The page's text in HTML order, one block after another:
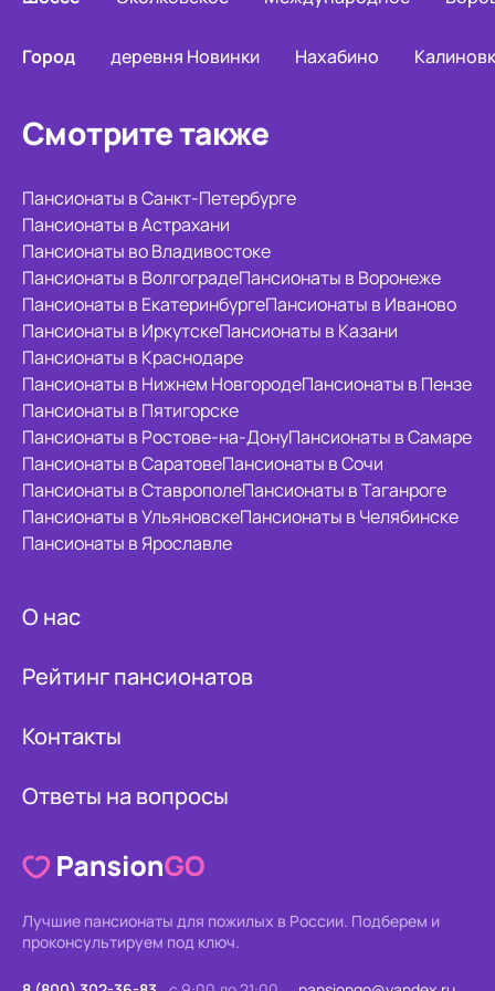
Город деревня Новинки Нахабино
Смотрите также
Пансионаты в Санкт-Петербурге
Пансионаты в Астрахани
Пансионаты во Владивостоке
Пансионаты в ВолгоградеПансионаты в Воронеже
Пансионаты в ЕкатеринбургеПансионаты в Иваново
Пансионаты в ИркутскеПансионаты в Казани
Пансионаты в Краснодаре
Пансионаты в Нижнем НовгородеПансионаты в Пензе
Пансионаты в Пятигорске
Пансионаты в Ростове-на-ДонуПансионаты в Самаре
Пансионаты в СаратовеПансионаты в Сочи
Пансионаты в СтаврополеПансионаты в Таганроге
Пансионаты в УльяновскеПансионаты в Челябинске
Пансионаты в Ярославле
О нас
Рейтинг пансионатов
Контакты
Ответы на вопросы
Лучшие пансионаты для пожилых в России. Подберем и
проконсультируем под ключ.